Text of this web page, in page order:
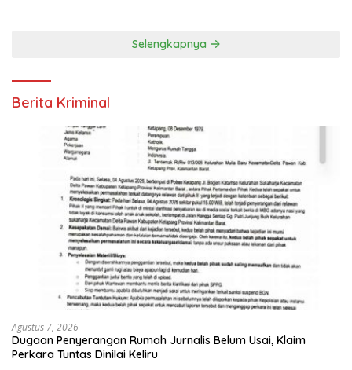
Selengkapnya
Berita Kriminal
Agustus 7, 2026
Dugaan Penyerangan Rumah Jurnalis Belum Usai, Klaim
Perkara Tuntas Dinilai Keliru